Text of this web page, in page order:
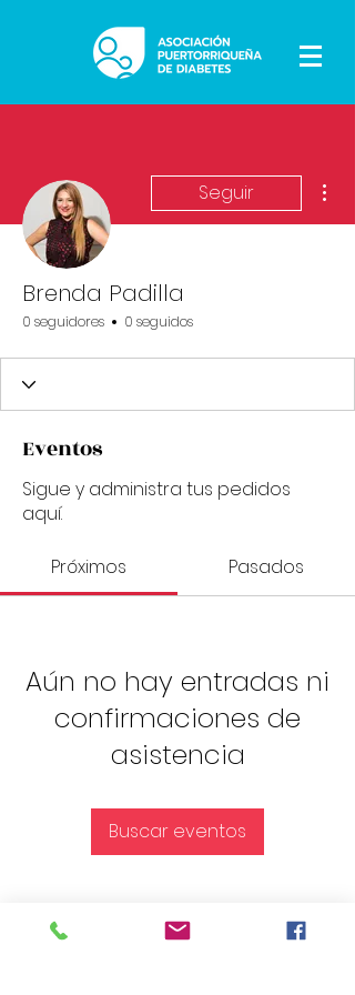
Seguir
Brenda Padilla
0 seguidores 0 seguidos
Eventos
Sigue y administra tus pedidos
aquí.
Próximos Pasados
Aún no hay entradas ni
confirmaciones de
asistencia
Buscar eventos